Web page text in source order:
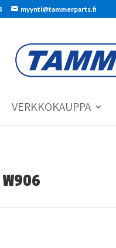
myynti@tammerparts.fi
VERKKOKAUPPA